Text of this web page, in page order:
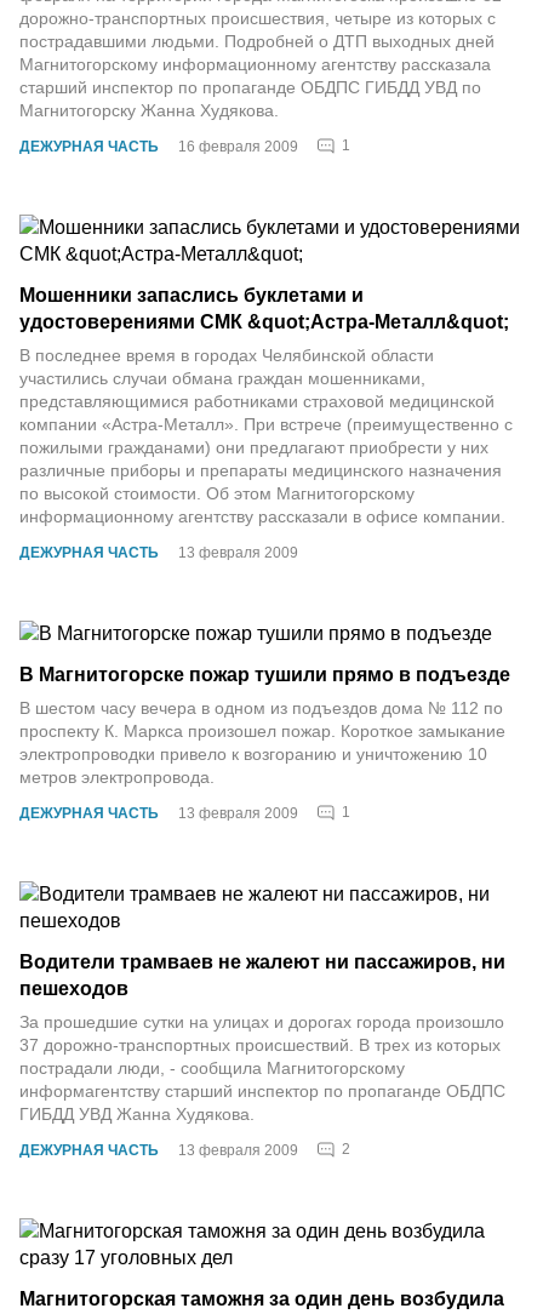
ДЕЖУРНАЯ ЧАСТЬ 16 февраля 2009 1
дорожно-транспортных происшествия, четыре из которых с
пострадавшими людьми. Подробней о ДТП выходных дней
Магнитогорскому информационному агентству рассказала
старший инспектор по пропаганде ОБДПС ГИБДД УВД по
Магнитогорску Жанна Худякова.
ДЕЖУРНАЯ ЧАСТЬ 13 февраля 2009
Мошенники запаслись буклетами и
удостоверениями СМК &quot;Астра-Металл&quot;
В последнее время в городах Челябинской области
участились случаи обмана граждан мошенниками,
представляющимися работниками страховой медицинской
компании «Астра-Металл». При встрече (преимущественно с
пожилыми гражданами) они предлагают приобрести у них
различные приборы и препараты медицинского назначения
по высокой стоимости. Об этом Магнитогорскому
информационному агентству рассказали в офисе компании.
ДЕЖУРНАЯ ЧАСТЬ 13 февраля 2009 1
В Магнитогорске пожар тушили прямо в подъезде
В шестом часу вечера в одном из подъездов дома № 112 по
проспекту К. Маркса произошел пожар. Короткое замыкание
электропроводки привело к возгоранию и уничтожению 10
метров электропровода.
ДЕЖУРНАЯ ЧАСТЬ 13 февраля 2009 2
Водители трамваев не жалеют ни пассажиров, ни
пешеходов
За прошедшие сутки на улицах и дорогах города произошло
37 дорожно-транспортных происшествий. В трех из которых
пострадали люди, - сообщила Магнитогорскому
информагентству старший инспектор по пропаганде ОБДПС
ГИБДД УВД Жанна Худякова.
Магнитогорская таможня за один день возбудила